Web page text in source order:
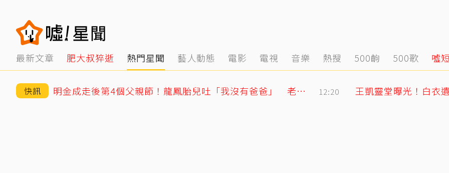
最新文章 肥大叔猝逝 熱門星聞 藝人動態 電影 電視 音樂 熱搜 500齣 500歌 噓
快訊 明金成走後第4個父親節！龍鳳胎兒吐「我沒有爸爸」 老師暖回一句話全網鼻酸 12:20 王凱靈堂曝光！白衣